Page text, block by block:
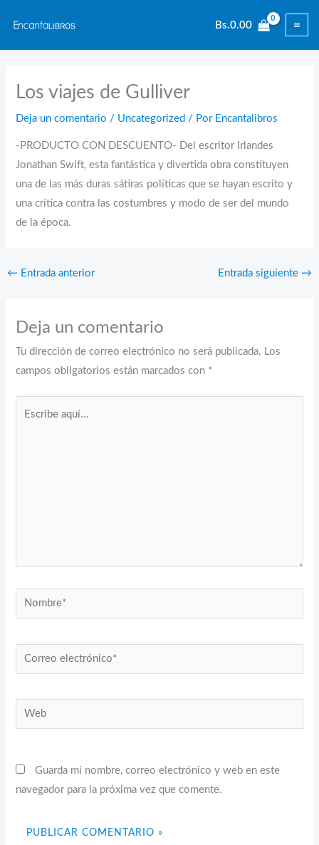
contenido
Bs.0.00
Los viajes de Gulliver
Deja un comentario / Uncategorized / Por Encantalibros
-PRODUCTO CON DESCUENTO- Del escritor Irlandes
Jonathan Swift, esta fantástica y divertida obra constituyen
una de las más duras sátiras políticas que se hayan escrito y
una crítica contra las costumbres y modo de ser del mundo
de la época.
← Entrada anterior Entrada siguiente →
Deja un comentario
Tu dirección de correo electrónico no será publicada. Los
campos obligatorios están marcados con *
Nombre*
Correo
electrónico*
Web
Guarda mi nombre, correo electrónico y web en este
navegador para la próxima vez que comente.